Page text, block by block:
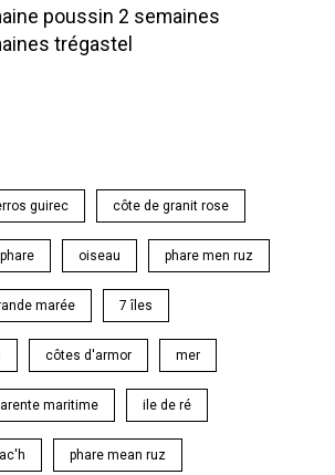
poussin 2 semaines
trégastel
guirec côte de granit rose
phare oiseau phare men ruz
marée 7 îles
côtes d'armor mer
maritime ile de ré
phare mean ruz